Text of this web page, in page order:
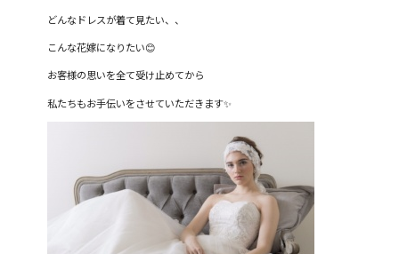
どんなドレスが着て見たい、、
こんな花嫁になりたい😊
お客様の思いを全て受け止めてから
私たちもお手伝いをさせていただきます✨